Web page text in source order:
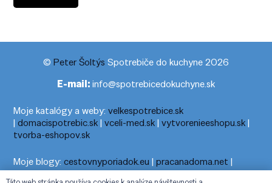
© Peter Šoltýs Spotrebiče do kuchyne 2026
E-mail:info@spotrebicedokuchyne.sk
Moje katalógy a weby:velkespotrebice.sk
|domacispotrebic.sk|vceli-med.sk|vytvorenieeshopu.sk|
tvorba-eshopov.sk
Moje blogy:cestovnyporiadok.eu |pracanadoma.net |
telefonny-zoznam-podla-cisla.sk|praca-z-domu-na-pc.sk|